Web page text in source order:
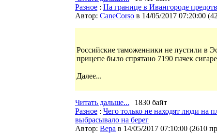
Разное : На границе в Ивангороде
Автор: CaneCorso в 14/05/2017 07:20:00 (
Российские таможенники не пустили в
прицепе было спрятано 7190 пачек
Далее...
Читать дальше... | 1830 байт
Разное : Чего только не находят люди на
выбрасывало на берег
Автор: Bepa в 14/05/2017 07:10:00 (2610